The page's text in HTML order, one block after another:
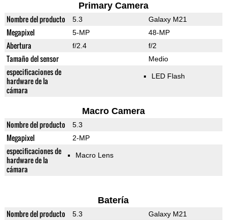
Primary Camera
Nombre del producto 5.3 Galaxy M21
Megapixel 5-MP 48-MP
Abertura f/2.4 f/2
Tamaño del sensor Medio
especificaciones de
hardware de la
cámara
LED Flash
Macro Camera
Nombre del producto 5.3
Megapixel 2-MP
especificaciones de
hardware de la
cámara
Macro Lens
Batería
Nombre del producto 5.3 Galaxy M21